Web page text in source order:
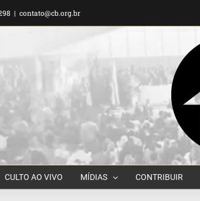
| contato@cb.org.br
CULTO AO VIVO MÍDIAS CONTRIBUIR